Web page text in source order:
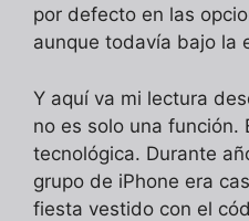
por defecto en las
aunque todavía bajo la
Y aquí va mi lectura
no es solo una función.
tecnológica. Durante
grupo de iPhone era
fiesta vestido con el